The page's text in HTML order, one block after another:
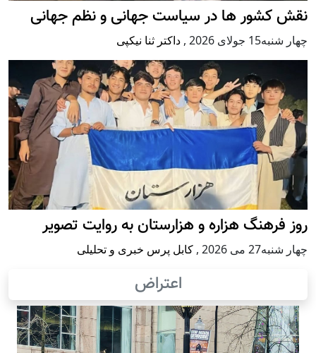
نقش کشور ها در سیاست جهانی و نظم جهانی
چهار شنبه15 جولای 2026 , داکتر ثنا نیکپی
روز فرهنگ هزاره و هزارستان به روایت تصویر
چهار شنبه27 می 2026 , کابل پرس خبری و تحلیلی
اعتراض